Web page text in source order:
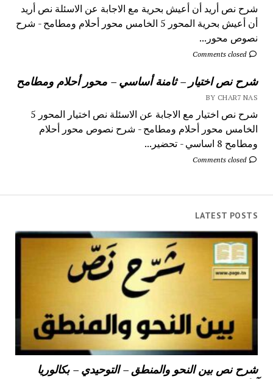
شرح نص أريد أن أعيش بحرية مع الاجابة عن الاسئلة نص أريد
أن أعيش بحرية المحور 5 الخامس محور أحلام ومطامح - شرح
نصوص محور...
Comments closed
شرح نص اختيار – ثامنة أساسي – محور أحلام ومطامح
BY CHAR7 NAS
شرح نص اختيار مع الاجابة عن الاسئلة نص اختيار المحور 5
الخامس محور أحلام ومطامح - شرح نصوص محور أحلام
ومطامح 8 اساسي - تحضير...
Comments closed
LATEST POSTS
شرح نص بين النحو والمنطق – التوحيدي – بكالوريا